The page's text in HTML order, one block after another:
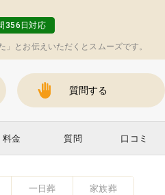
356日対応
とお伝えいただくとスムーズです。
質問する
料金 質問 口コミ
一日葬 家族葬